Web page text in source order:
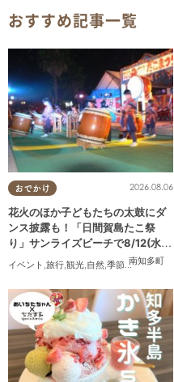
おすすめ記事一覧
おでかけ
南知多町
2026.08.06
花火のほか子どもたちの太鼓にダ
ンス披露も！「日間賀島たこ祭
り」サンライズビーチで8/12(水)
イベント ,旅行,観光,自然,季節ネタ ,花火